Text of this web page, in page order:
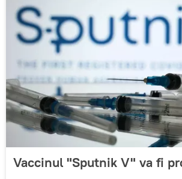
Vaccinul "Sputnik V" va fi